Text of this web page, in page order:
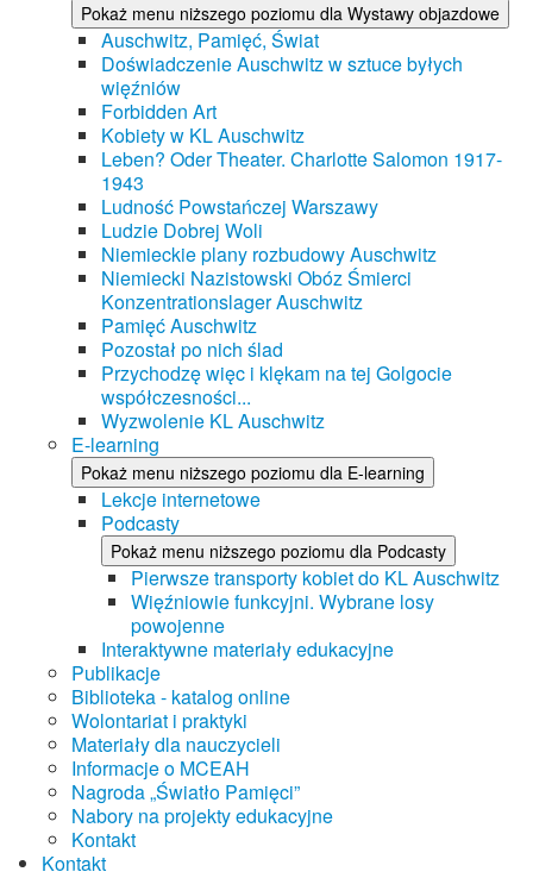
Pokaż menu niższego poziomu dla Wystawy objazdowe
Auschwitz, Pamięć, Świat
Doświadczenie Auschwitz w sztuce byłych
więźniów
Forbidden Art
Kobiety w KL Auschwitz
Leben? Oder Theater. Charlotte Salomon 1917-
1943
Ludność Powstańczej Warszawy
Ludzie Dobrej Woli
Niemieckie plany rozbudowy Auschwitz
Niemiecki Nazistowski Obóz Śmierci
Konzentrationslager Auschwitz
Pamięć Auschwitz
Pozostał po nich ślad
Przychodzę więc i klękam na tej Golgocie
współczesności...
Wyzwolenie KL Auschwitz
E-learning
Pokaż menu niższego poziomu dla E-learning
Lekcje internetowe
Podcasty
Pokaż menu niższego poziomu dla Podcasty
Pierwsze transporty kobiet do KL Auschwitz
Więźniowie funkcyjni. Wybrane losy
powojenne
Interaktywne materiały edukacyjne
Publikacje
Biblioteka - katalog online
Wolontariat i praktyki
Materiały dla nauczycieli
Informacje o MCEAH
Nagroda „Światło Pamięci”
Nabory na projekty edukacyjne
Kontakt
Kontakt